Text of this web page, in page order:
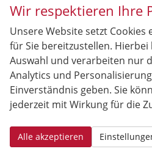
XCeed
Mercedes-Benz
MG
Nissan
Peugeot
Wir respektieren Ihre
Unsere Website setzt
für Sie bereitzustellen.
Auswahl und verarbeiten nur
Analytics und
Einverständnis geben. Sie
jederzeit mit Wirkung für die
Alle akzeptieren